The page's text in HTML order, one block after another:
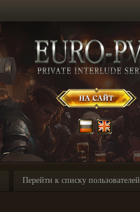
Перейти к списку пользователей